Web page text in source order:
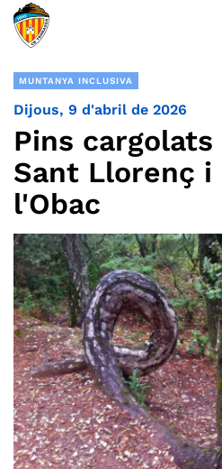
MUNTANYA INCLUSIVA
Dijous, 9 d'abril de 2026
Pins
Sant Llorenç i
l'Obac